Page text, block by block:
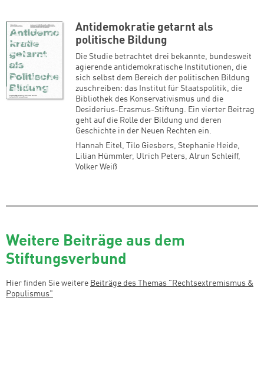
Antidemokratie getarnt als
politische Bildung
Die Studie betrachtet drei bekannte, bundesweit
agierende antidemokratische Institutionen, die
sich selbst dem Bereich der politischen Bildung
zuschreiben: das Institut für Staatspolitik, die
Bibliothek des Konservativismus und die
Desiderius-Erasmus-Stiftung. Ein vierter Beitrag
geht auf die Rolle der Bildung und deren
Geschichte in der Neuen Rechten ein.
Hannah Eitel, Tilo Giesbers, Stephanie Heide,
Lilian Hümmler, Ulrich Peters, Alrun Schleiff,
Volker Weiß
Weitere Beiträge aus dem
Stiftungsverbund
Hier finden Sie weitere Beiträge des Themas " Rechtsextremismus &
Populismus"